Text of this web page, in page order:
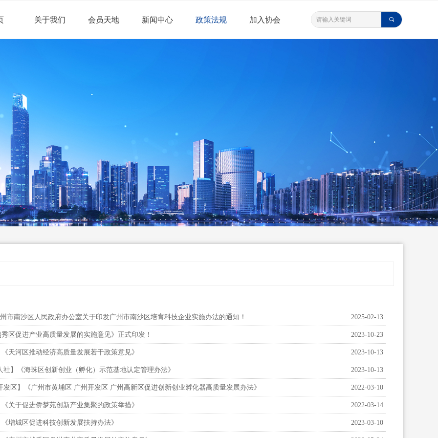
关于我们 会员天地 新闻中心 政策法规 加入协会 끠
2025-02-13
市南沙区人民政府办公室关于印发广州市南沙区培育科技企业实施办法的通知！
2023-10-23
区促进产业高质量发展的实施意见》正式印发！
2023-10-13
天河区推动经济高质量发展若干政策意见》
2023-10-13
社】《海珠区创新创业（孵化）示范基地认定管理办法》
2022-03-10
发区】《广州市黄埔区 广州开发区 广州高新区促进创新创业孵化器高质量发展办法》
2022-03-14
关于促进侨梦苑创新产业集聚的政策举措》
2023-03-10
增城区促进科技创新发展扶持办法》